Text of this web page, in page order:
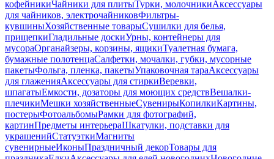
кофейникиЧайники для плитыТурки, молочникиАксессуары
для чайников, электрочайниковФильтры-
кувшиныХозяйственные товарыСушилки для белья,
прищепкиГладильные доскиУрны, контейнеры для
мусораОрганайзеры, корзины, ящикиТуалетная бумага,
бумажные полотенцаСалфетки, мочалки, губки, мусорные
пакетыФольга, пленка, пакетыУпаковочная тараАксессуары
для глаженияАксессуары для стиркиВеревки,
шпагатыЕмкости, дозаторы для моющих средствВешалки-
плечикиМешки хозяйственныеСувенирыКопилкиКартины,
постерыФотоальбомыРамки для фотографий,
картинПредметы интерьераШкатулки, подставки для
украшенийСтатуэткиМагниты
сувенирныеИконыПраздничный декорТовары для